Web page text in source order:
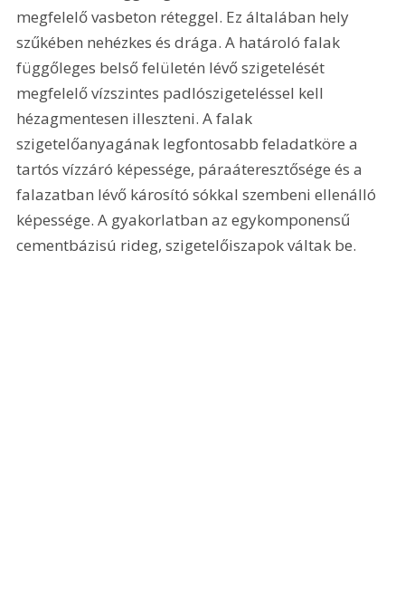
megfelelő vasbeton réteggel. Ez általában hely
szűkében nehézkes és drága. A határoló falak
függőleges belső felületén lévő szigetelését
megfelelő vízszintes padlószigeteléssel kell
hézagmentesen illeszteni. A falak
szigetelőanyagának legfontosabb feladatköre a
tartós vízzáró képessége, páraáteresztősége és a
falazatban lévő károsító sókkal szembeni ellenálló
képessége. A gyakorlatban az egykomponensű
cementbázisú rideg, szigetelőiszapok váltak be.